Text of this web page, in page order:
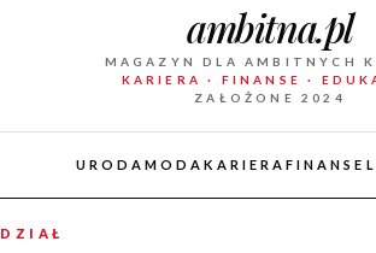
ambitna.pl
MAGAZYN DLA AMBITNYCH
KARIERA · FINANSE ·
ZAŁOŻONE 2024
URODAMODAKARIERA FINANSE
DZIAŁ